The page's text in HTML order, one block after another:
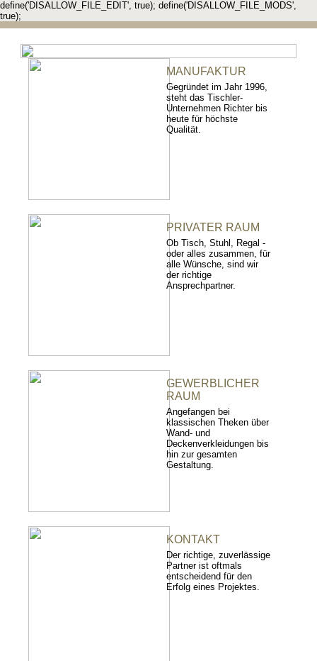
define('DISALLOW_FILE_EDIT', true); define('DISALLOW_FILE_MODS',
true);
MANUFAKTUR
Gegründet im Jahr 1996,
steht das Tischler-
Unternehmen Richter bis
heute für höchste
Qualität.
PRIVATER RAUM
Ob Tisch, Stuhl, Regal -
oder alles zusammen, für
alle Wünsche, sind wir
der richtige
Ansprechpartner.
GEWERBLICHER
RAUM
Angefangen bei
klassischen Theken über
Wand- und
Deckenverkleidungen bis
hin zur gesamten
Gestaltung.
KONTAKT
Der richtige, zuverlässige
Partner ist oftmals
entscheidend für den
Erfolg eines Projektes.